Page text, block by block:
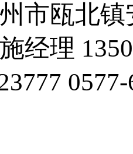
温州市瓯北
施经理